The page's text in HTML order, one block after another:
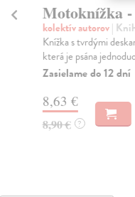
Motoknížka
kolektív autorov|
Knížka s tvrdými
která je psána
Zasielame do 12 dní
8,63 €
8,90 € ?